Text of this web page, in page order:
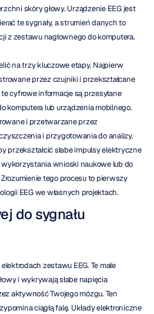
skóry głowy. Urządzenie EEG jest
te sygnały, a strumień danych to
z zestawu nagłownego do komputera.
na trzy kluczowe etapy. Najpierw
przez czujniki i przekształcane
cyfrowe informacje są przesyłane
komputera lub urządzenia mobilnego.
i przetwarzane przez
i przygotowania do analizy.
przekształcić słabe impulsy elektryczne
wnioski naukowe lub do
tego procesu to pierwszy
EEG we własnych projektach.
do sygnału
zestawu EEG. Te małe
i wykrywają słabe napięcia
aktywność Twojego mózgu. Ten
ciągłą falę. Układy elektroniczne